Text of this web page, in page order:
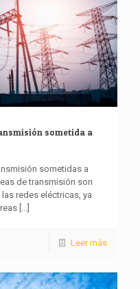
sometida a
sometidas a
de transmisión son
redes eléctricas, ya
[...]
Leer más